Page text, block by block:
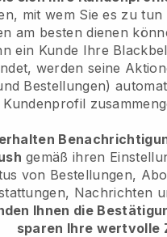
mit wem Sie es zu
am besten dienen
ein Kunde Ihre
werden seine
Bestellungen)
Kundenprofil
gemäß ihren
von Bestellungen,
Nachrichten
Ihnen die
sparen Ihre wertvolle